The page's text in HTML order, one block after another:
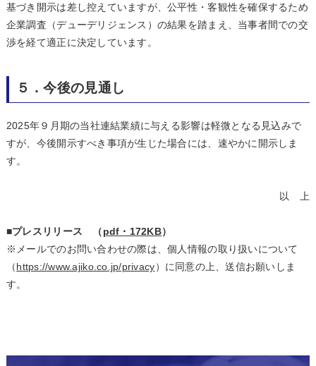
基づき開示は差し控えていますが、公平性・客観性を確保するため
企業調査（デューデリジェンス）の結果を踏まえ、当事者間での交
渉を経て適正に決定しています。
５．今後の見通し
2025年９月期の当社連結業績に与える影響は軽微となる見込みで
すが、今後開示すべき事項が生じた場合には、速やかに開示しま
す。
以 上
■プレスリリース （pdf・172KB）
※メールでのお問い合わせの際は、個人情報の取り扱いについて
（https://www.ajiko.co.jp/privacy）に同意の上、送信お願いしま
す。